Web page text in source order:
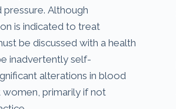
Although
is indicated to treat
be discussed with a health
inadvertently self-
alterations in blood
primarily if not